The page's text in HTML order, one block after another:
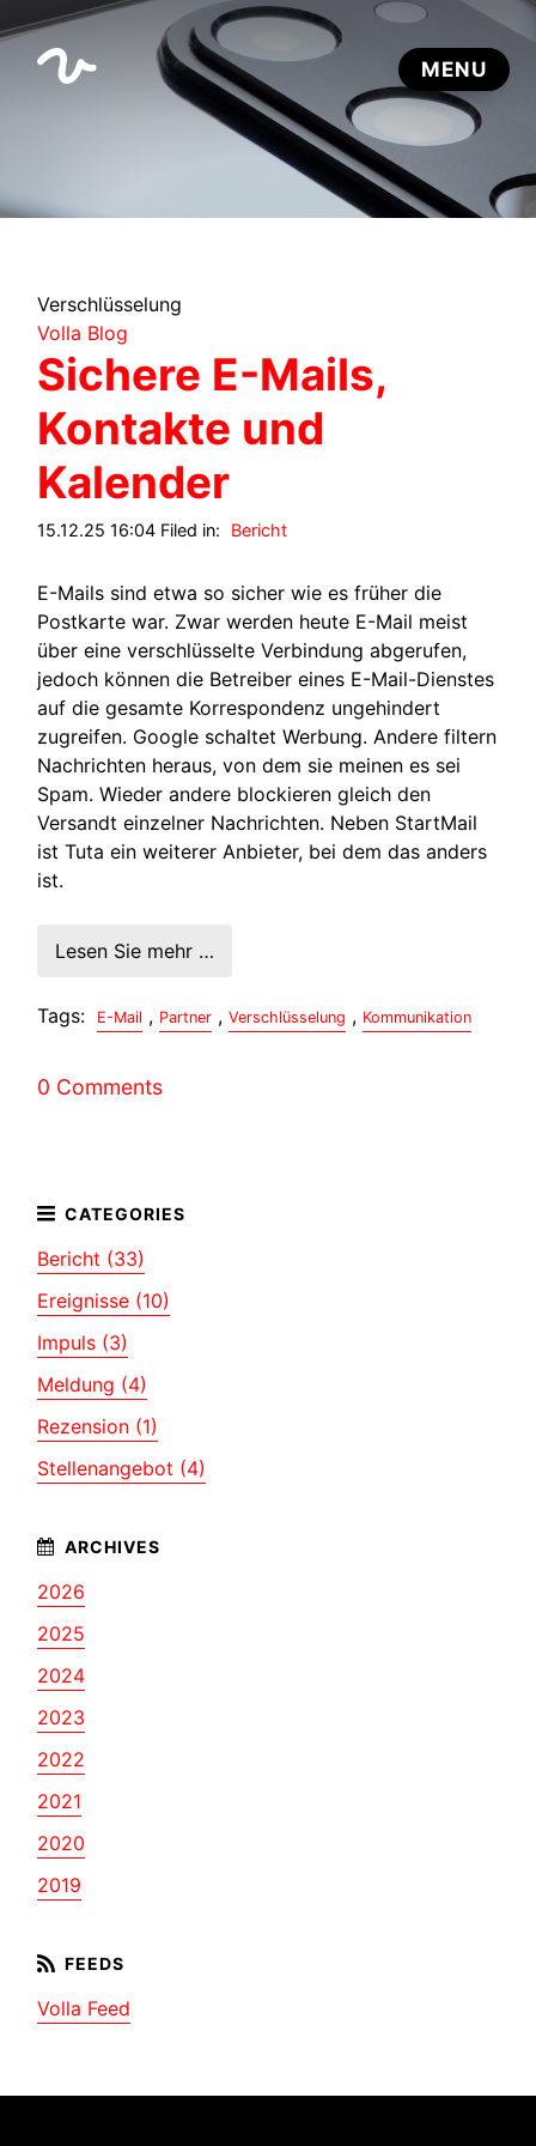
Verschlüsselung
Volla Blog
Sichere E-Mails,
Kontakte und
Kalender
15.12.25 16:04 Filed in: Bericht
E-Mails sind etwa so sicher wie es früher die
Postkarte war. Zwar werden heute E-Mail meist
über eine verschlüsselte Verbindung abgerufen,
jedoch können die Betreiber eines E-Mail-Dienstes
auf die gesamte Korrespondenz ungehindert
zugreifen. Google schaltet Werbung. Andere filtern
Nachrichten heraus, von dem sie meinen es sei
Spam. Wieder andere blockieren gleich den
Versandt einzelner Nachrichten. Neben StartMail
ist Tuta ein weiterer Anbieter, bei dem das anders
ist.
Lesen Sie mehr …
Tags: E-Mail , Partner , Verschlüsselung , Kommunikation
0 Comments
Bericht (33)
Ereignisse (10)
Impuls (3)
Meldung (4)
Rezension (1)
Stellenangebot (4)
2026
2025
2024
2023
2022
2021
2020
2019
Volla Feed